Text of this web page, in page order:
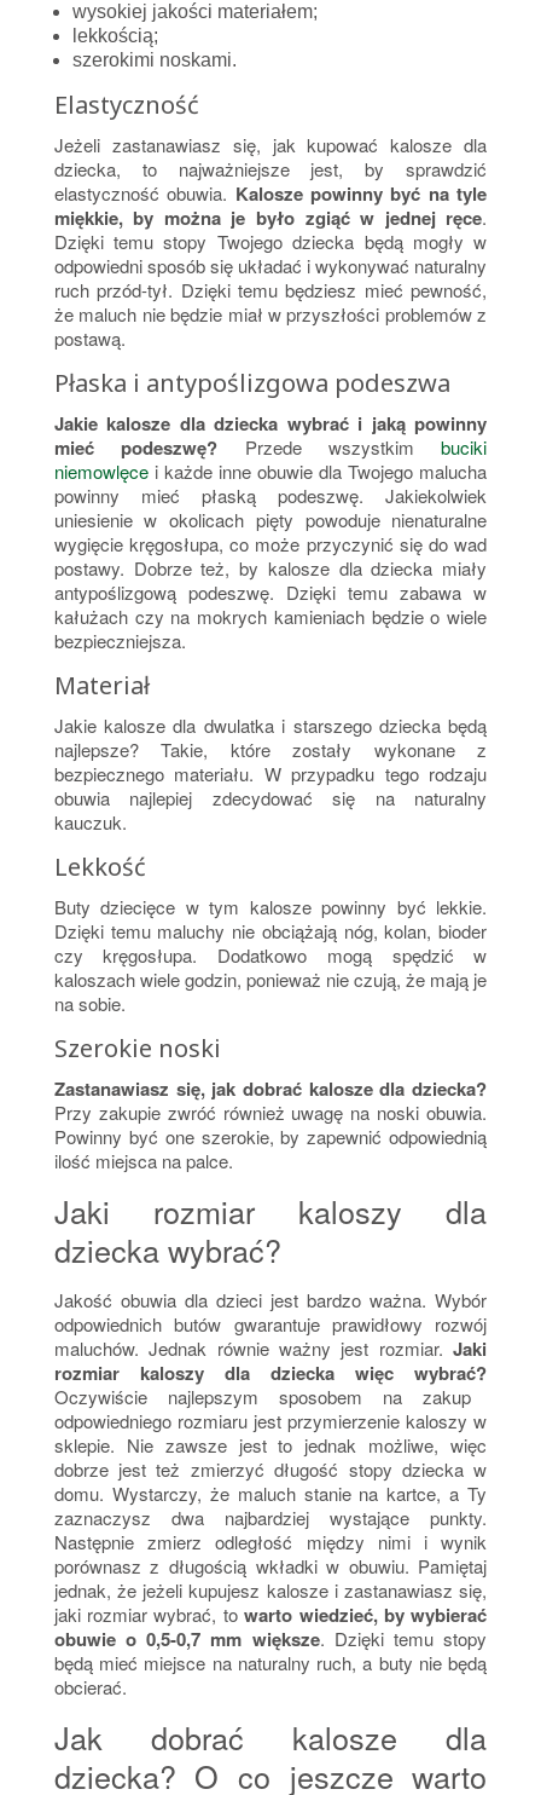
wysokiej jakości materiałem;
lekkością;
szerokimi noskami.
Elastyczność
Jeżeli zastanawiasz się, jak kupować kalosze dla
dziecka, to najważniejsze jest, by sprawdzić
elastyczność obuwia. Kalosze powinny być na tyle
miękkie, by można je było zgiąć w jednej ręce.
Dzięki temu stopy Twojego dziecka będą mogły w
odpowiedni sposób się układać i wykonywać naturalny
ruch przód-tył. Dzięki temu będziesz mieć pewność,
że maluch nie będzie miał w przyszłości problemów z
postawą.
Płaska i antypoślizgowa podeszwa
Jakie kalosze dla dziecka wybrać i jaką powinny
mieć podeszwę? Przede wszystkimbuciki
niemowlęcei każde inne obuwie dla Twojego malucha
powinny mieć płaską podeszwę. Jakiekolwiek
uniesienie w okolicach pięty powoduje nienaturalne
wygięcie kręgosłupa, co może przyczynić się do wad
postawy. Dobrze też, by kalosze dla dziecka miały
antypoślizgową podeszwę. Dzięki temu zabawa w
kałużach czy na mokrych kamieniach będzie o wiele
bezpieczniejsza.
Materiał
Jakie kalosze dla dwulatka i starszego dziecka będą
najlepsze? Takie, które zostały wykonane z
bezpiecznego materiału. W przypadku tego rodzaju
obuwia najlepiej zdecydować się na naturalny
kauczuk.
Lekkość
Buty dziecięce w tym kalosze powinny być lekkie.
Dzięki temu maluchy nie obciążają nóg, kolan, bioder
czy kręgosłupa. Dodatkowo mogą spędzić w
kaloszach wiele godzin, ponieważ nie czują, że mają je
na sobie.
Szerokie noski
Zastanawiasz się, jak dobrać kalosze dla dziecka?
Przy zakupie zwróć również uwagę na noski obuwia.
Powinny być one szerokie, by zapewnić odpowiednią
ilość miejsca na palce.
Jaki rozmiar kaloszy dla
dziecka wybrać?
Jakość obuwia dla dzieci jest bardzo ważna. Wybór
odpowiednich butów gwarantuje prawidłowy rozwój
maluchów. Jednak równie ważny jest rozmiar.Jaki
rozmiar kaloszy dla dziecka więc wybrać?
Oczywiście najlepszym sposobem na zakup
odpowiedniego rozmiaru jest przymierzenie kaloszy w
sklepie. Nie zawsze jest to jednak możliwe, więc
dobrze jest też zmierzyć długość stopy dziecka w
domu. Wystarczy, że maluch stanie na kartce, a Ty
zaznaczysz dwa najbardziej wystające punkty.
Następnie zmierz odległość między nimi i wynik
porównasz z długością wkładki w obuwiu. Pamiętaj
jednak, że jeżeli kupujesz kalosze i zastanawiasz się,
jaki rozmiar wybrać, towarto wiedzieć, by wybierać
obuwie o 0,5-0,7 mm większe. Dzięki temu stopy
będą mieć miejsce na naturalny ruch, a buty nie będą
obcierać.
Jak dobrać kalosze dla
dziecka? O co jeszcze warto